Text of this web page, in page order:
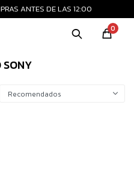
ANTES DE LAS 12:00
0
SONY
Recomendados
MI CUENTA